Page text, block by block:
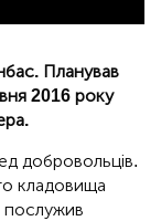
Планував
2016 року
добровольців.
кладовища
послужив